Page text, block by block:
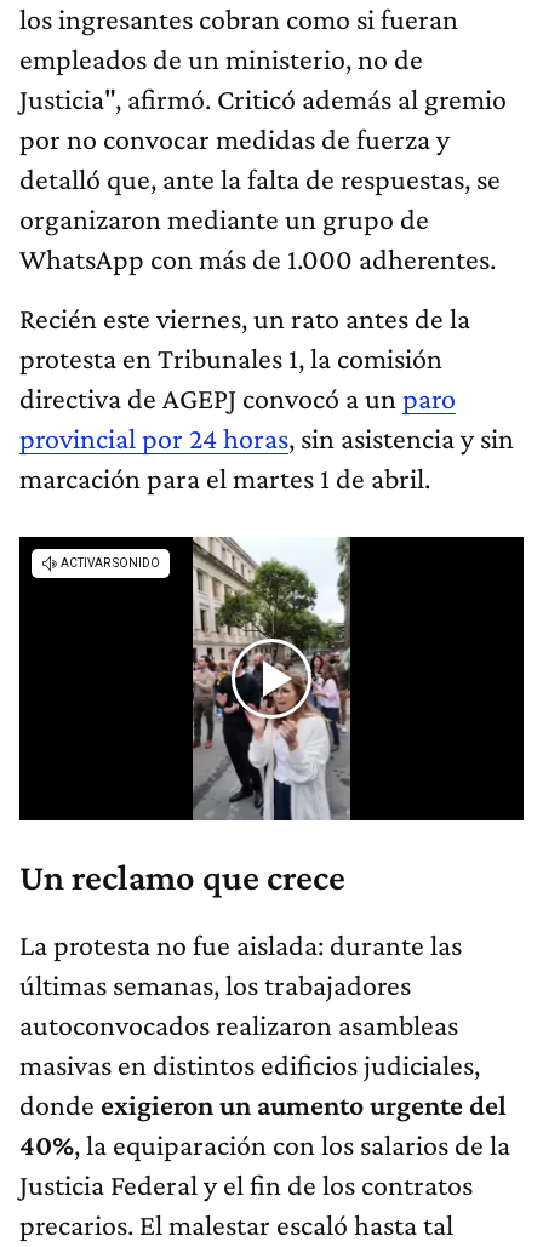
los ingresantes cobran como si fueran
empleados de un ministerio, no de
Justicia", afirmó. Criticó además al gremio
por no convocar medidas de fuerza y
detalló que, ante la falta de respuestas, se
organizaron mediante un grupo de
WhatsApp con más de 1.000 adherentes.
Recién este viernes, un rato antes de la
protesta en Tribunales 1, la comisión
directiva de AGEPJ convocó a un paro
provincial por 24 horas, sin asistencia y sin
marcación para el martes 1 de abril.
Un reclamo que crece
La protesta no fue aislada: durante las
últimas semanas, los trabajadores
autoconvocados realizaron asambleas
masivas en distintos edificios judiciales,
donde exigieron un aumento urgente del
40%, la equiparación con los salarios de la
Justicia Federal y el fin de los contratos
precarios. El malestar escaló hasta tal